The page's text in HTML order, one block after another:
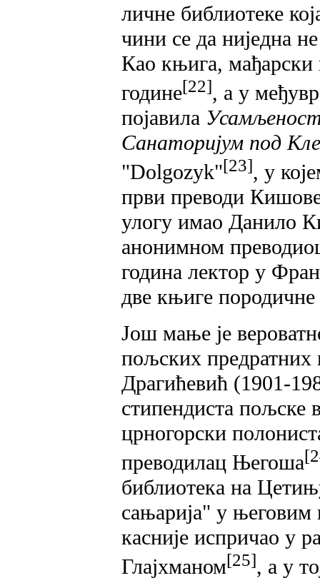
личне библиотеке
чини се да ниједна
Као књига, мађарски
године[22], а у
појавила
Санаторијум под
"Dolgozуk"[23], у
први преводи
улогу имао Данило
анонимном
година лектор у
две књиге породичне
Још мање је
пољских предратних
Драгићевић (1901-
стипендиста пољске
црногорски
преводилац Његоша
библиотека на
сањарија" у његовим
касније испричао у
Глајхманом[25], а у